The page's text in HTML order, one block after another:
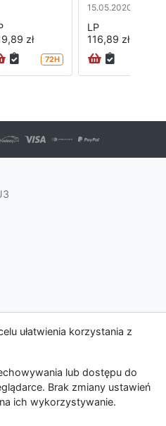
ułatwienia korzystania z
lub dostępu do
Brak zmiany ustawień
ich wykorzystywanie.
zł
72H
15.05.2020
LP
116,89 zł